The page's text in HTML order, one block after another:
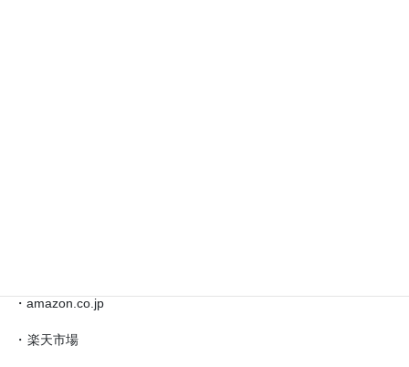
・amazon.co.jp
・ 楽天市場